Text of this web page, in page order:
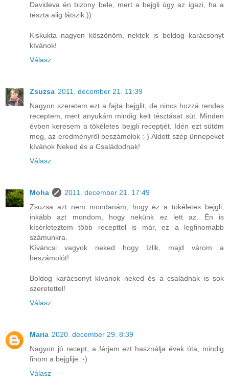
Davideva én bizony bele, mert a bejgli úgy az igazi, ha a
tészta alig látszik:))
Kiskukta nagyon köszönöm, nektek is boldog karácsonyt
kívánok!
Válasz
Zsuzsa 2011. december 21. 11:39
Nagyon szeretem ezt a fajta bejglit, de nincs hozzá rendes
receptem, mert anyukám mindig kelt tésztásat süt. Minden
évben keresem a tökéletes bejgli receptjét. Idén ezt sütöm
meg, az eredményről beszámolok :-) Áldott szép ünnepeket
kívánok Neked és a Családodnak!
Válasz
Moha
2011. december 21. 17:49
Zsuzsa azt nem mondanám, hogy ez a tökéletes bejgli,
inkább azt mondom, hogy nekünk ez lett az. Én is
kísérleteztem több recepttel is már, ez a legfinomabb
számunkra.
Kíváncsi vagyok neked hogy ízlik, majd várom a
beszámolót!
Boldog karácsonyt kívánok neked és a családnak is sok
szeretettel!
Válasz
Maria 2020. december 29. 8:39
Nagyon jó recept, a férjem ezt használja évek óta, mindig
finom a bejglije :-)
Válasz